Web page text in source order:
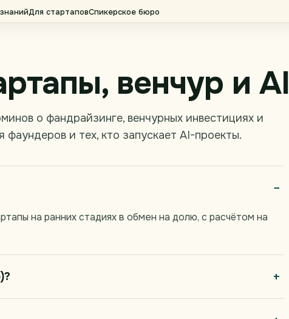
Для стартаповСпикерское бюро
венчур и AI
о фандрайзинге, венчурных инвестициях и
фаундеров и тех, кто запускает AI-проекты.
на ранних стадиях в обмен на долю, с расчётом на